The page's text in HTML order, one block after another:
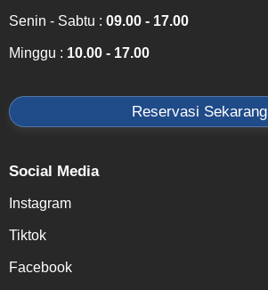
Senin - Sabtu : 09.00 - 17.00
Minggu : 10.00 - 17.00
Reservasi Sekarang
Social Media
Instagram
Tiktok
Facebook